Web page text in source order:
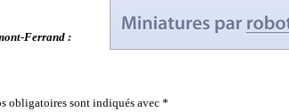
Ferrand :
obligatoires sont indiqués avec *